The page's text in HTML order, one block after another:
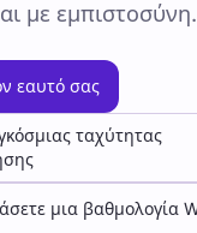
με εμπιστοσύνη.
εαυτό σας
ταχύτητας
μια βαθμολογία